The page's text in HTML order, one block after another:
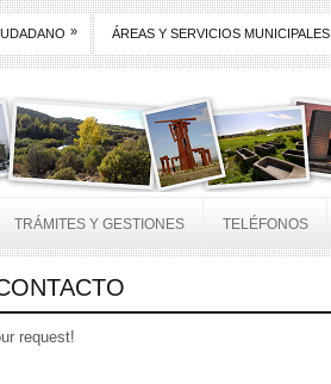
» ÁREAS Y SERVICIOS MUNICIPALES
TRÁMITES Y GESTIONES TELÉFONOS
request!